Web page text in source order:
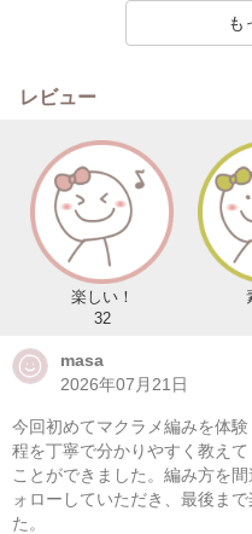
も
レビュー
楽しい！
32
masa
2026年07月21日
今回初めてマクラメ編みを体
程を丁寧で分かりやすく教え
ことができました。編み方を
ォローしていただき、最後ま
た。